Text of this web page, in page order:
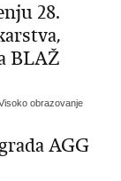
28.
BLAŽ
obrazovanje
AGG